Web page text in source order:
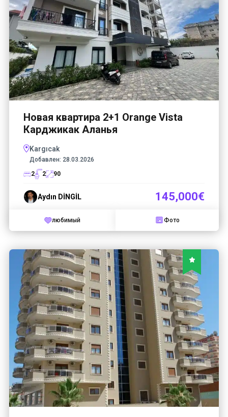
Новая квартира 2+1 Orange Vista
Карджикак Аланья
Kargıcak
Добавлен: 28.03.2026
2
2 90
Aydın DİNGİL 145,000€
любимый Фото